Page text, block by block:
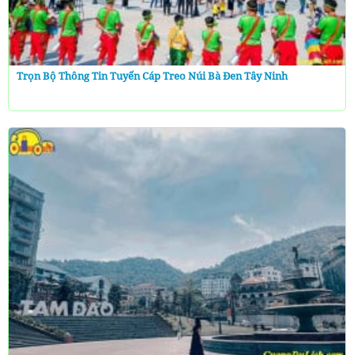
Trọn Bộ Thông Tin Tuyến Cáp Treo Núi Bà Đen Tây Ninh